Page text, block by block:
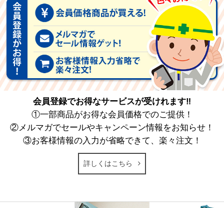
会員登録でお得なサービスが受けれます‼
①一部商品がお得な会員価格でのご提供！
②メルマガでセールやキャンペーン情報をお知らせ！
③お客様情報の入力が省略できて、楽々注文！
詳しくはこちら